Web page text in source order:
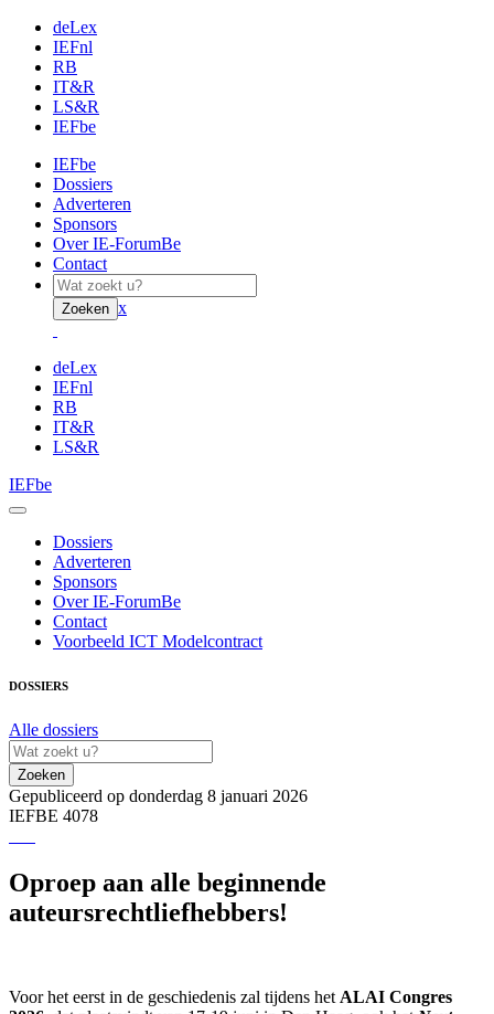
deLex
IEFnl
RB
IT&R
LS&R
IEFbe
IEFbe
Dossiers
Adverteren
Sponsors
Over IE-ForumBe
Contact
Zoeken x
deLex
IEFnl
RB
IT&R
LS&R
IEFbe
Dossiers
Adverteren
Sponsors
Over IE-ForumBe
Contact
Voorbeeld ICT Modelcontract
DOSSIERS
Alle dossiers
Zoeken
Gepubliceerd op donderdag 8 januari 2026
IEFBE 4078
Oproep aan alle beginnende
auteursrechtliefhebbers!
Voor het eerst in de geschiedenis zal tijdens het ALAI Congres